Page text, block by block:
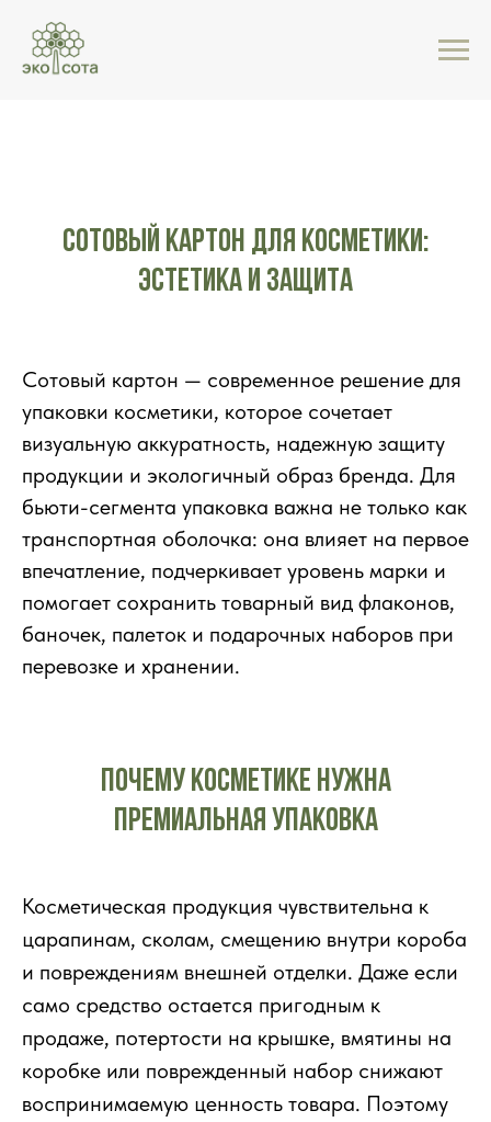
Сотовый картон для косметики:
эстетика и защита
Сотовый картон — современное решение для
упаковки косметики, которое сочетает
визуальную аккуратность, надежную защиту
продукции и экологичный образ бренда. Для
бьюти-сегмента упаковка важна не только как
транспортная оболочка: она влияет на первое
впечатление, подчеркивает уровень марки и
помогает сохранить товарный вид флаконов,
баночек, палеток и подарочных наборов при
перевозке и хранении.
Почему косметике нужна
премиальная упаковка
Косметическая продукция чувствительна к
царапинам, сколам, смещению внутри короба
и повреждениям внешней отделки. Даже если
само средство остается пригодным к
продаже, потертости на крышке, вмятины на
коробке или поврежденный набор снижают
воспринимаемую ценность товара. Поэтому